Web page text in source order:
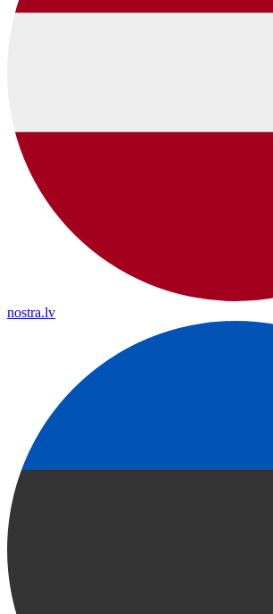
nostra.lv